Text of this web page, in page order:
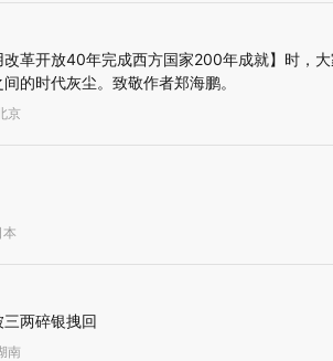
革开放40年完成西方国家200年成就】时，
的时代灰尘。致敬作者郑海鹏。
京
两碎银拽回
南